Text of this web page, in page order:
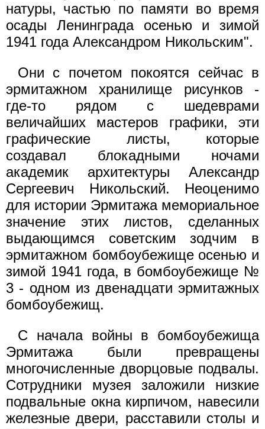
натуры, частью по памяти во время
осады Ленинграда осенью и зимой
1941 года Александром Никольским".
Они с почетом покоятся сейчас в
эрмитажном хранилище рисунков -
где-то рядом с шедеврами
величайших мастеров графики, эти
графические листы, которые
создавал блокадными ночами
академик архитектуры Александр
Сергеевич Никольский. Неоценимо
для истории Эрмитажа мемориальное
значение этих листов, сделанных
выдающимся советским зодчим в
эрмитажном бомбоубежище осенью и
зимой 1941 года, в бомбоубежище №
3 - одном из двенадцати эрмитажных
бомбоубежищ.
С начала войны в бомбоубежища
Эрмитажа были превращены
многочисленные дворцовые подвалы.
Сотрудники музея заложили низкие
подвальные окна кирпичом, навесили
железные двери, расставили столы и